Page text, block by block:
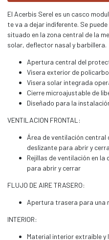
El Acerbis Serel es un casco
te va a dejar indiferente. Se
situado en la zona central de la
solar, deflector nasal y barbillera.
Apertura central del
Visera exterior de
Visera solar integrada
Cierre microajustable de
Diseñado para la
VENTILACION FRONTAL:
Área de ventilación
deslizante para abrir y
Rejillas de ventilación en
para abrir y cerrar
FLUJO DE AIRE TRASERO:
Apertura trasera para una
INTERIOR:
Material interior extraíble y